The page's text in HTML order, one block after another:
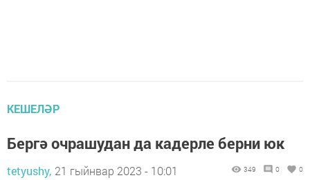
КЕШЕЛӘР
Бергә очрашудан да кадерле берни юк
tetyushy, 21 гыйнвар 2023 - 10:01 349 0 0